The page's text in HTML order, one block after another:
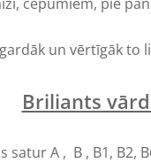
un vērtīgāk to
Briliants
satur A , B , B1, B2,